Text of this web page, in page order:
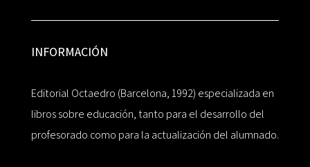
INFORMACIÓN
Editorial Octaedro (Barcelona, 1992) especializada en
libros sobre educación, tanto para el desarrollo del
profesorado como para la actualización del alumnado.